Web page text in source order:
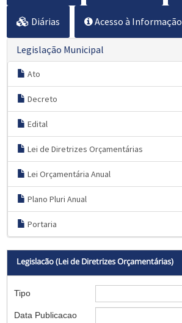
Diárias Acesso à Informação
Legislação Municipal
Ato
Decreto
Edital
Lei de Diretrizes Orçamentárias
Lei Orçamentária Anual
Plano Pluri Anual
Portaria
Legislacão (Lei de Diretrizes Orçamentárias)
Tipo
Data Publicacao